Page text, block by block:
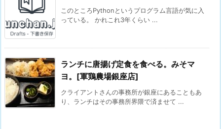
このところPythonというプログラム言語が気に入
っている。 かれこれ3年くらい ...
ランチに唐揚げ定食を食べる。みそマ
ヨ。[軍鶏農場銀座店]
クライアントさんの事務所が銀座にあることもあ
り、ランチはその事務所界隈で済ませて ...